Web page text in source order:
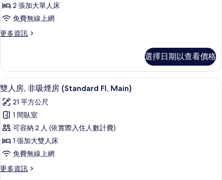
相
Main)
的
詳
情
非
吸
煙
(Standard
Fl
Large,
Main)
的
所
有
相
2 張加大單人床
免費無線上網
更多資訊
更
房,
非
吸
房
(Standard
Large,
Main)
的
詳
情
選擇日期以查看價格
顯
示
雙
人
房,
非
吸
煙
雙人房, 非吸煙房 (Standard Fl,
7
雙人房, 非吸煙房 (Standard Fl, Main)
21 平方公尺
1 間臥室
可容納 2 人 (依實際入住人數計費)
1 張加大雙人床
免費無線上網
更多資訊
更